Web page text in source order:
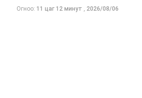
бууруулж, эмийн үнийн
Огноо: 11 цаг 12 минут , 2026/08/06